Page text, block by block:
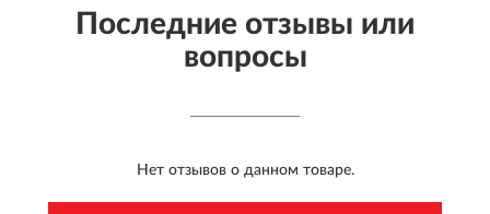
Последние отзывы или
вопросы
Нет отзывов о данном товаре.